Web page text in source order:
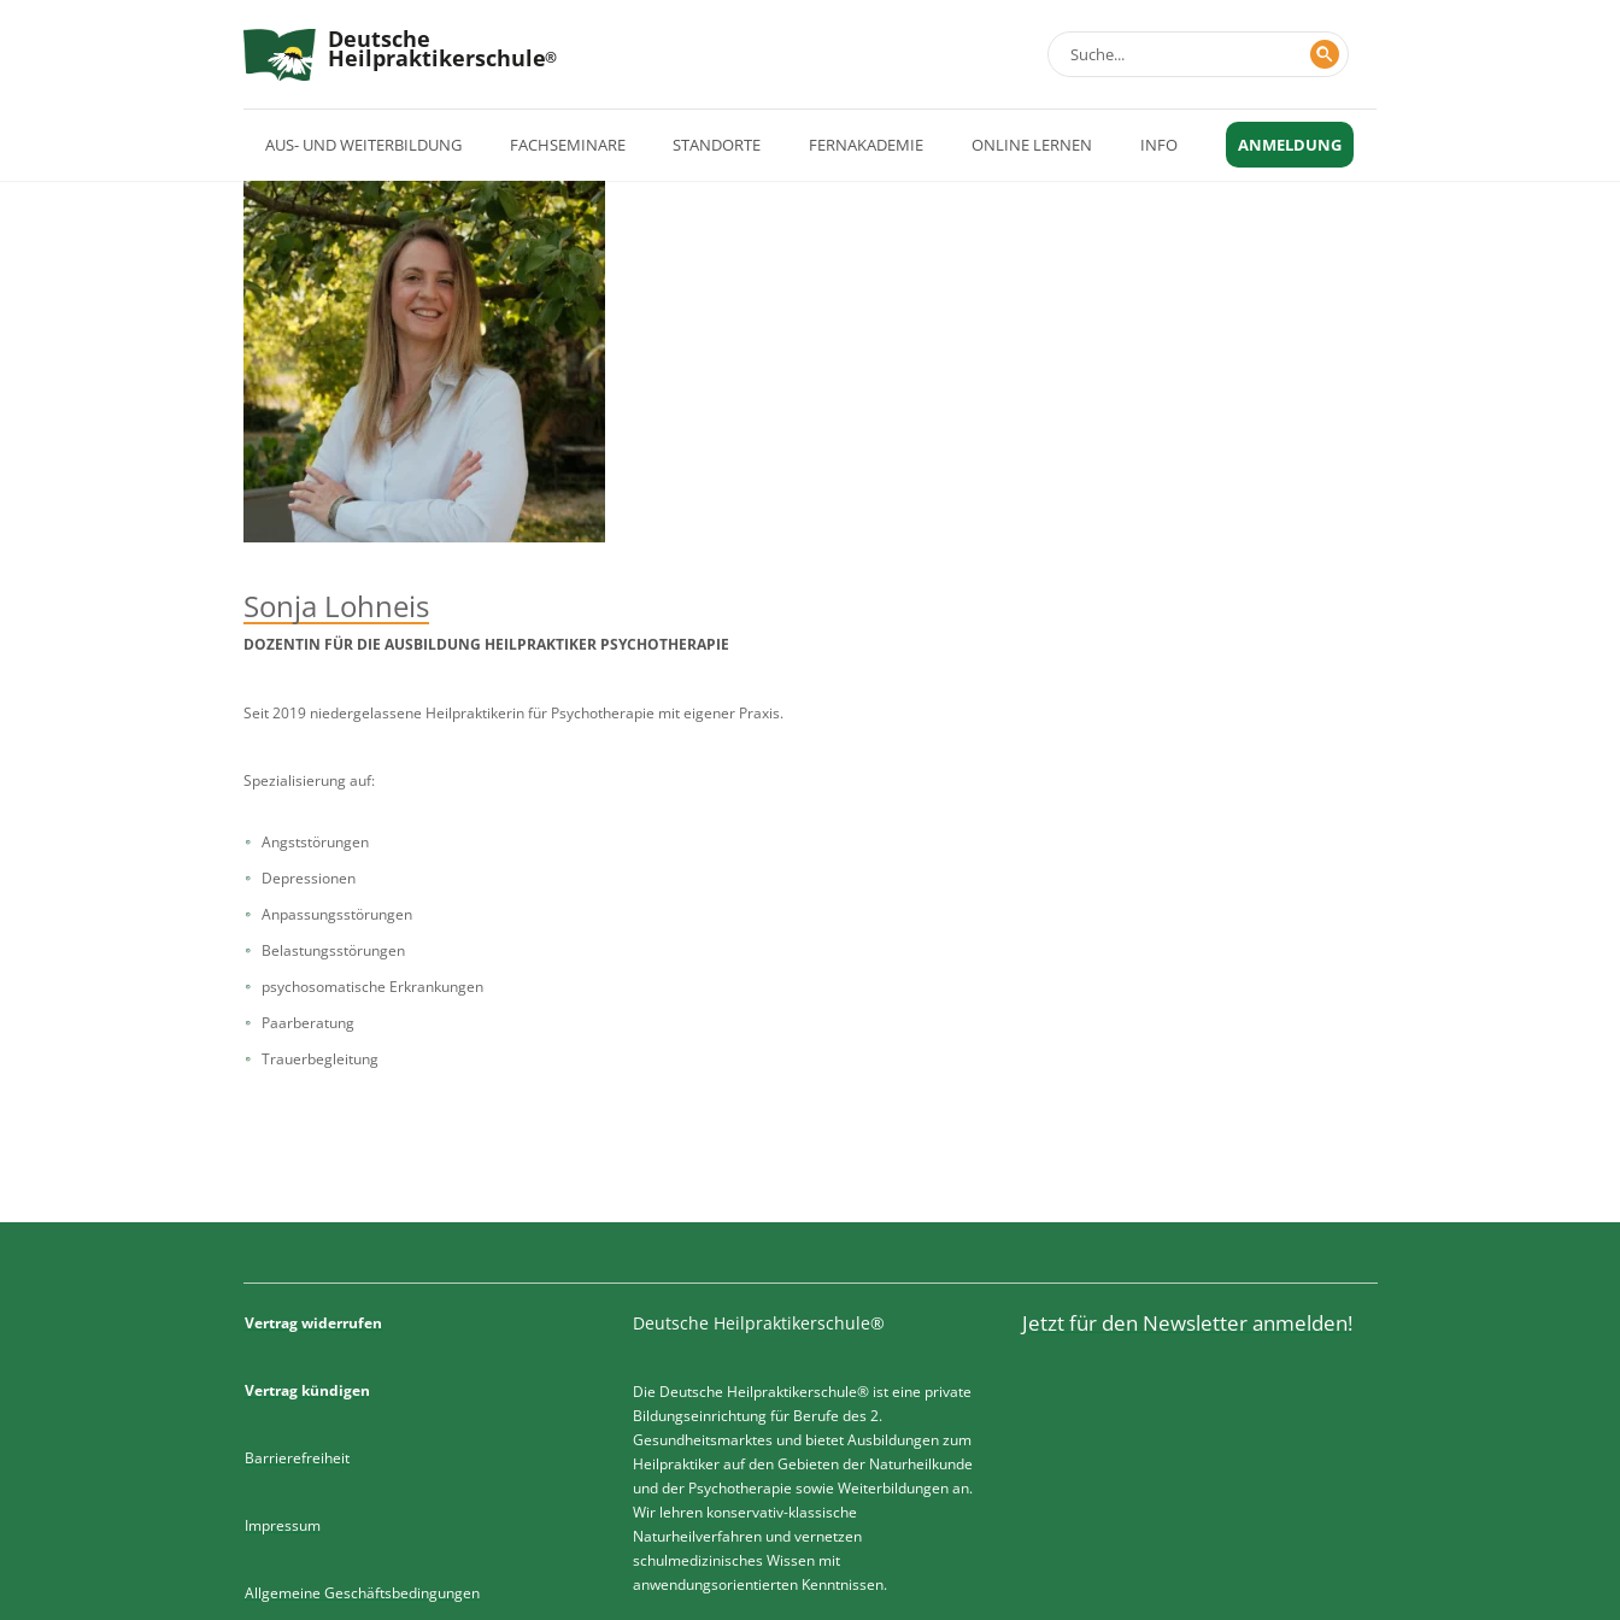
Deutsche
Heilpraktikerschule
AUS- UND WEITERBILDUNG FACHSEMINARE STANDORTE FERNAKADEMIE ONLINE LERNEN INFO ANMELDUNG
Sonja Lohneis
DOZENTIN FÜR DIE AUSBILDUNG HEILPRAKTIKER PSYCHOTHERAPIE
Seit 2019 niedergelassene Heilpraktikerin für Psychotherapie mit eigener Praxis.
Spezialisierung auf:
Angststörungen
Depressionen
Anpassungsstörungen
Belastungsstörungen
psychosomatische Erkrankungen
Paarberatung
Trauerbegleitung
Vertrag widerrufen
Vertrag kündigen
Barrierefreiheit
Impressum
Allgemeine Geschäftsbedingungen
Deutsche Heilpraktikerschule®
Die Deutsche Heilpraktikerschule® ist eine private
Bildungseinrichtung für Berufe des 2.
Gesundheitsmarktes und bietet Ausbildungen zum
Heilpraktiker auf den Gebieten der Naturheilkunde
und der Psychotherapie sowie Weiterbildungen an.
Wir lehren konservativ-klassische
Naturheilverfahren und vernetzen
schulmedizinisches Wissen mit
anwendungsorientierten Kenntnissen.
Jetzt für den Newsletter anmelden!